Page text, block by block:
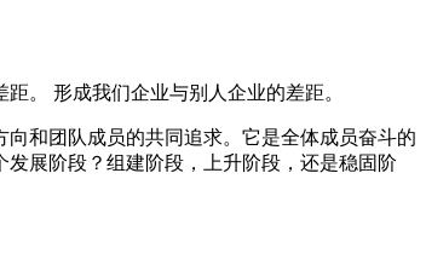
。 形成我们企业与别人企业的差距。
和团队成员的共同追求。它是全体成员奋斗的
展阶段？组建阶段，上升阶段，还是稳固阶